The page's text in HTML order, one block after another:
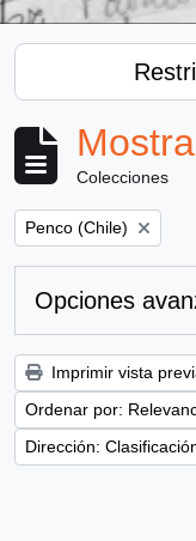
Colecciones
Remove filter:
Penco (Chile)
Opciones
Imprimir vista
Ordenar por:
Dirección: